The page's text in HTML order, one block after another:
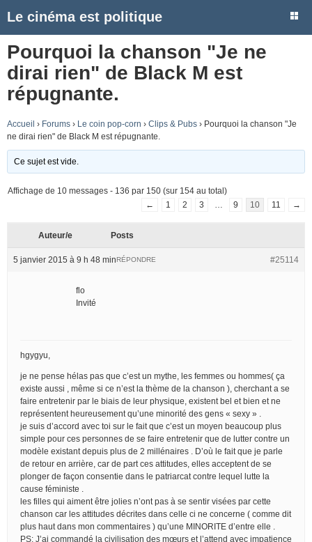
Le cinéma est politique
Pourquoi la chanson "Je ne
dirai rien" de Black M est
répugnante.
Accueil › Forums › Le coin pop-corn › Clips & Pubs › Pourquoi la chanson "Je
ne dirai rien" de Black M est répugnante.
Ce sujet est vide.
Affichage de 10 messages - 136 par 150 (sur 154 au total)
←
1 2 3 9 10 11 →
Auteur/e Posts
5 janvier 2015 à 9 h 48 min #25114
RÉPONDRE
flo
Invité
hgygyu,
je ne pense hélas pas que c’est un mythe, les femmes ou hommes( ça
existe aussi , même si ce n’est la thème de la chanson ), cherchant a se
faire entretenir par le biais de leur physique, existent bel et bien et ne
représentent heureusement qu’une minorité des gens « sexy » .
je suis d’accord avec toi sur le fait que c’est un moyen beaucoup plus
simple pour ces personnes de se faire entretenir que de lutter contre un
modèle existant depuis plus de 2 millénaires . D’où le fait que je parle
de retour en arrière, car de part ces attitudes, elles acceptent de se
plonger de façon consentie dans le patriarcat contre lequel lutte la
cause féministe .
les filles qui aiment être jolies n’ont pas à se sentir visées par cette
chanson car les attitudes décrites dans celle ci ne concerne ( comme dit
plus haut dans mon commentaires ) qu’une MINORITE d’entre elle .
PS: J’ai commandé la civilisation des mœurs et l’attend avec impatience